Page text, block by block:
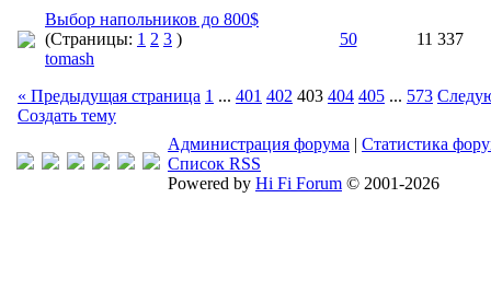
Выбор напольников до 800$
(Страницы: 1 2 3 )
tomash
50 11 337
« Предыдущая страница 1 ... 401 402 403 404 405 ... 573
Создать тему
Администрация форума | Статистика
Список RSS
Powered by Hi Fi Forum © 2001-2026